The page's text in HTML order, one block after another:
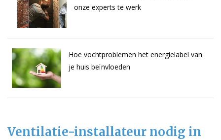
onze experts te werk
Hoe vochtproblemen het energielabel van
je huis beïnvloeden
Ventilatie-installateur nodig in